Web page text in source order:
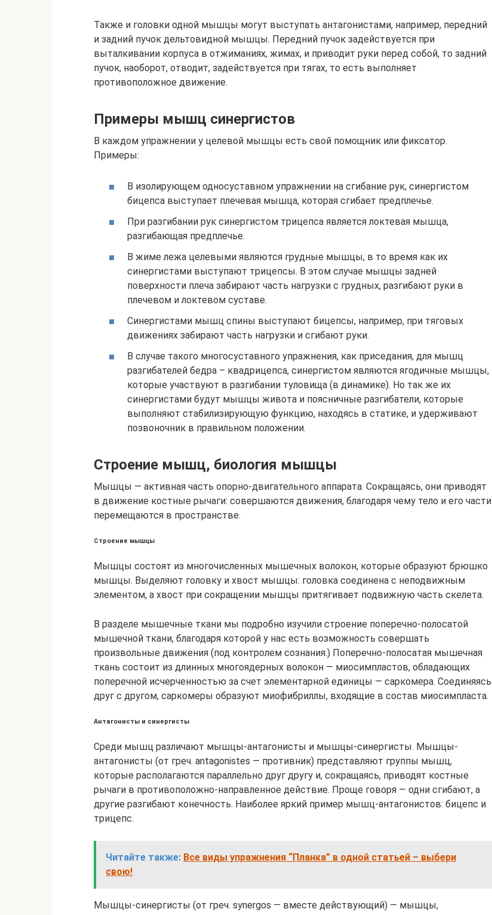
Также и головки одной мышцы могут выступать антагонистами, например, передний
и задний пучок дельтовидной мышцы. Передний пучок задействуется при
выталкивании корпуса в отжиманиях, жимах, и приводит руки перед собой, то задний
пучок, наоборот, отводит, задействуется при тягах, то есть выполняет
противоположное движение.
Примеры мышц синергистов
В каждом упражнении у целевой мышцы есть свой помощник или фиксатор.
Примеры:
В изолирующем односуставном упражнении на сгибание рук, синергистом
бицепса выступает плечевая мышца, которая сгибает предплечье.
При разгибании рук синергистом трицепса является локтевая мышца,
разгибающая предплечье.
В жиме лежа целевыми являются грудные мышцы, в то время как их
синергистами выступают трицепсы. В этом случае мышцы задней
поверхности плеча забирают часть нагрузки с грудных, разгибают руки в
плечевом и локтевом суставе.
Синергистами мышц спины выступают бицепсы, например, при тяговых
движениях забирают часть нагрузки и сгибают руки.
В случае такого многосуставного упражнения, как приседания, для мышц
разгибателей бедра – квадрицепса, синергистом являются ягодичные мышцы,
которые участвуют в разгибании туловища (в динамике). Но так же их
синергистами будут мышцы живота и поясничные разгибатели, которые
выполняют стабилизирующую функцию, находясь в статике, и удерживают
позвоночник в правильном положении.
Строение мышц, биология мышцы
Мышцы — активная часть опорно-двигательного аппарата. Сокращаясь, они приводят
в движение костные рычаги: совершаются движения, благодаря чему тело и его части
перемещаются в пространстве.
Строение мышцы
Мышцы состоят из многочисленных мышечных волокон, которые образуют брюшко
мышцы. Выделяют головку и хвост мышцы: головка соединена с неподвижным
элементом, а хвост при сокращении мышцы притягивает подвижную часть скелета.
В разделе мышечные ткани мы подробно изучили строение поперечно-полосатой
мышечной ткани, благодаря которой у нас есть возможность совершать
произвольные движения (под контролем сознания.) Поперечно-полосатая мышечная
ткань состоит из длинных многоядерных волокон — миосимпластов, обладающих
поперечной исчерченностью за счет элементарной единицы — саркомера. Соединяясь
друг с другом, саркомеры образуют миофибриллы, входящие в состав миосимпласта.
Антагонисты и синергисты
Среди мышц различают мышцы-антагонисты и мышцы-синергисты. Мышцы-
антагонисты (от греч. antagonistes — противник) представляют группы мышц,
которые располагаются параллельно друг другу и, сокращаясь, приводят костные
рычаги в противоположно-направленное действие. Проще говоря — одни сгибают, а
другие разгибают конечность. Наиболее яркий пример мышц-антагонистов: бицепс и
трицепс.
Читайте также: Все виды упражнения “Планка” в одной статьей – выбери
свою!
Мышцы-синергисты (от греч. synergos — вместе действующий) — мышцы,